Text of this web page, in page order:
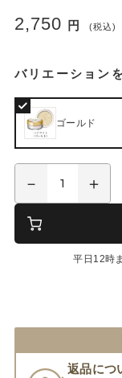
2,750 円 (税込)
バリエーション
ゴールド
平日12時
返品につ